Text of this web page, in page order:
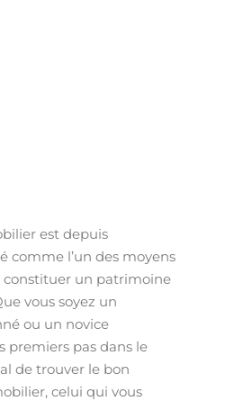
est depuis
comme l’un des moyens
constituer un patrimoine
vous soyez un
ou un novice
premiers pas dans le
de trouver le bon
celui qui vous